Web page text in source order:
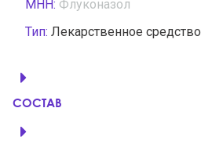
МНН: Флуконазол
Тип: Лекарственное средство
СОСТАВ